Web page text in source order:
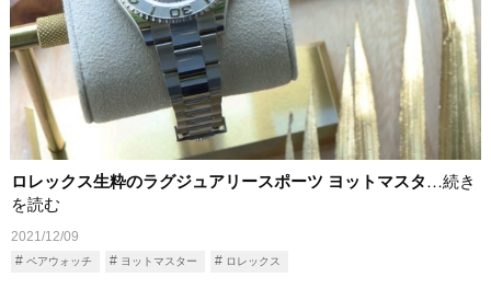
ロレックス生粋のラグジュアリースポーツ ヨットマスタ …続き
を読む
2021/12/09
ペアウォッチ ヨットマスター ロレックス